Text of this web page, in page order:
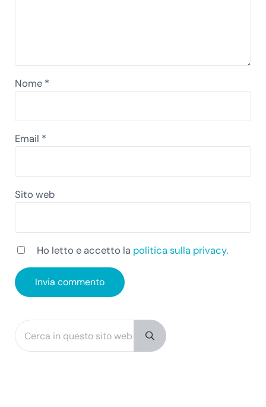
Nome *
Email *
Sito web
Ho letto e accetto la politica sulla privacy.
Sidebar
Cerca in questo sito web
Submit search